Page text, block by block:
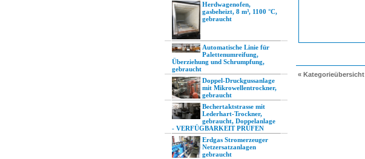
Herdwagenofen,
gasbeheizt, 8 m³, 1100 °C,
gebraucht
Automatische Linie für
Palettenumreifung,
Überziehung und Schrumpfung,
gebraucht
Doppel-Druckgussanlage
mit Mikrowellentrockner,
gebraucht
Bechertaktstrasse mit
Lederhart-Trockner,
gebraucht, Doppelanlage
- VERFÜGBARKEIT PRÜFEN
Erdgas Stromerzeuger
Netzersatzanlagen
gebraucht
« Kategorieübersicht